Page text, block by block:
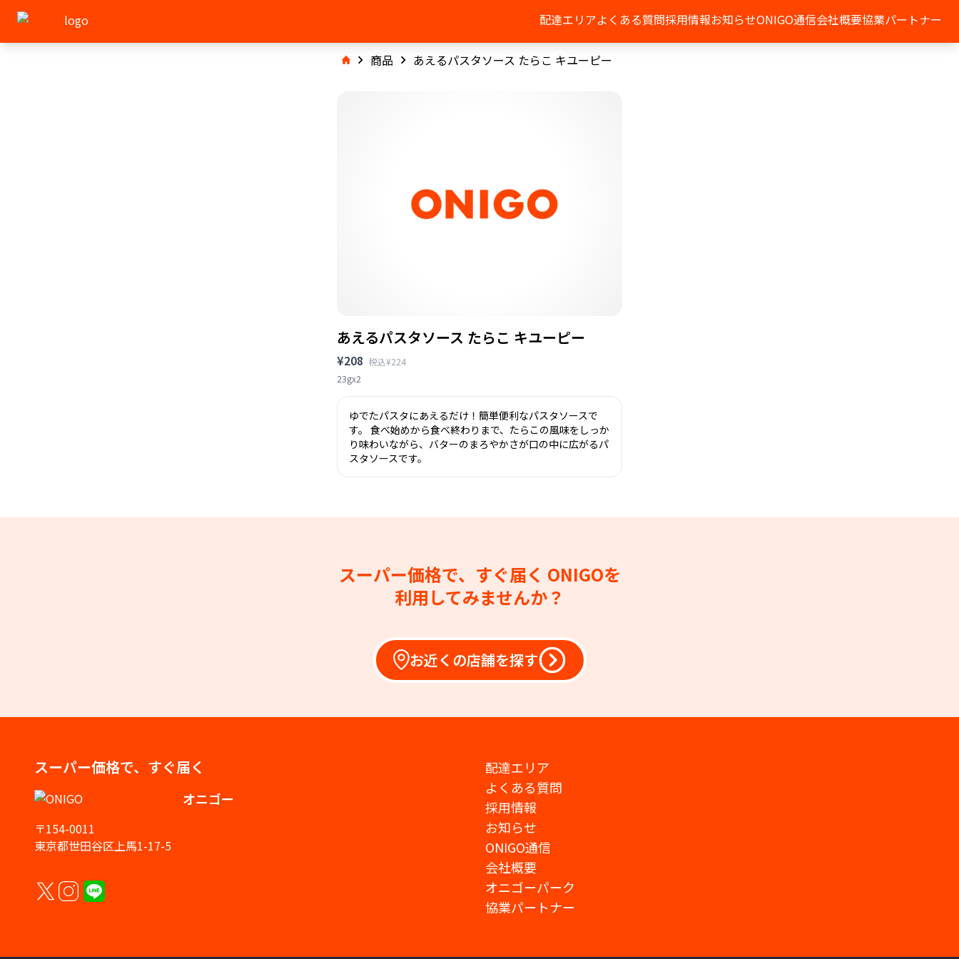
配達エリアよくある質問採用情報お知らせONIGO通信会社概要協業パートナー
商品 あえるパスタソース たらこ キユーピー
あえるパスタソース たらこ キユーピー
¥208 税込¥224
23gx2
ゆでたパスタにあえるだけ！簡単便利なパスタソースで
す。 食べ始めから食べ終わりまで、たらこの風味をしっか
り味わいながら、バターのまろやかさが口の中に広がるパ
スタソースです。
スーパー価格で、すぐ届く ONIGOを
利用してみませんか？
お近くの店舗を探す
スーパー価格で、すぐ届く
オニゴー
〒154-0011
東京都世田谷区上馬1-17-5
配達エリア
よくある質問
採用情報
お知らせ
ONIGO通信
会社概要
オニゴーパーク
協業パートナー